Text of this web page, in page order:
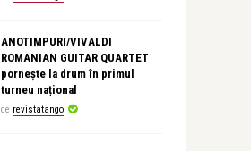
ANOTIMPURI/VIVALDI
ROMANIAN GUITAR QUARTET
pornește la drum în primul
turneu național
de revistatango